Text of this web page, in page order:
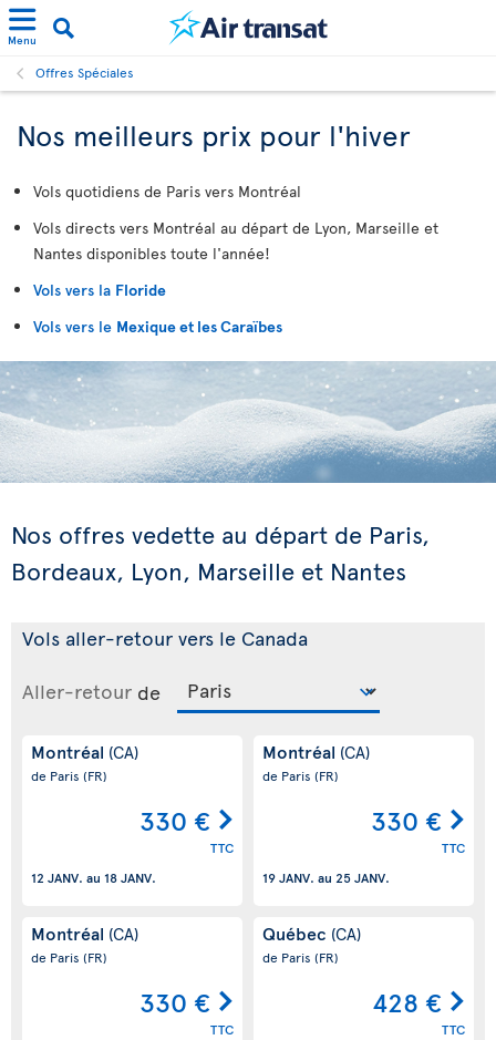
Menu
Offres Spéciales
Nos meilleurs prix pour l'hiver
Vols quotidiens de Paris vers Montréal
Vols directs vers Montréal au départ de Lyon, Marseille et
Nantes disponibles toute l'année!
Vols vers la Floride
Vols vers le Mexique et les Caraïbes
Nos offres vedette au départ de Paris,
Bordeaux, Lyon, Marseille et Nantes
Vols aller-retour vers le Canada
Aller-retour de
Montréal (CA)
de Paris (FR)
330 €
TTC
12 JANV. au 18 JANV.
Montréal (CA)
de Paris (FR)
330 €
TTC
19 JANV. au 25 JANV.
Montréal (CA)
de Paris (FR)
330 €
TTC
Québec (CA)
de Paris (FR)
428 €
TTC